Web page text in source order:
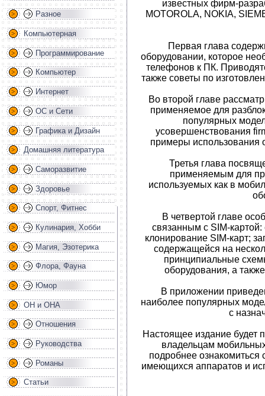
Разное
Компьютерная
Программирование
Компьютер
Интернет
ОС и Сети
Графика и Дизайн
Домашняя литература
Саморазвитие
Здоровье
Спорт, Фитнес
Кулинария, Хобби
Магия, Эзотерика
Флора, Фауна
Юмор
ОН и ОНА
Отношения
Руководства
Романы
Статьи
известных фирм-
MOTOROLA, NOKIA,
Первая глава
оборудовании, которое
телефонов к ПК.
также советы по
Во второй главе
применяемое для
популярных
усовершенствования
примеры использования
Третья глава
применяемым для
используемых как в
В четвертой главе
связанным с SIM-
клонирование SIM-карт;
содержащейся на
принципиальные
оборудования, а
В приложении
наиболее популярных
с
Настоящее издание будет
владельцам
подробнее
имеющихся аппаратов и